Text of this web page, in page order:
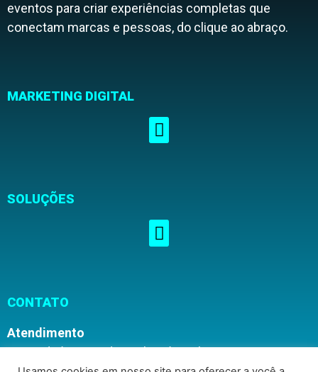
eventos para criar experiências completas que
conectam marcas e pessoas, do clique ao abraço.
MARKETING DIGITAL
SOLUÇÕES
CONTATO
Atendimento
Segunda à Sexta, das 08h00 às 16h30